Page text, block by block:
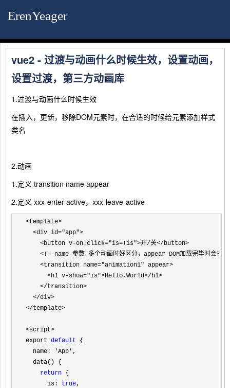
ErenYeager
vue2 - 过渡与动画什么时候生效，设置动画，
设置过渡，第三方动画库
1.过渡与动画什么时候生效
在插入，更新，移除DOM元素时，在合适的时候给元素添加样式
类名
2.动画
1.定义 transition name appear
2.定义 xxx-enter-active，xxx-leave-active
<template>
  <div id="app">
    <button v-on:click="is=!is">开/关</button>
<!--name 参数 多个动画时好区分，appear DOM加载完毕时会执
    <transition name="animation1" appear>
      <h1 v-show="is">Hello,World</h1>
    </transition>
  </div>
</template>
<script>
export default {
  name:
'App' ,
  data() {
return {
      is:
true,